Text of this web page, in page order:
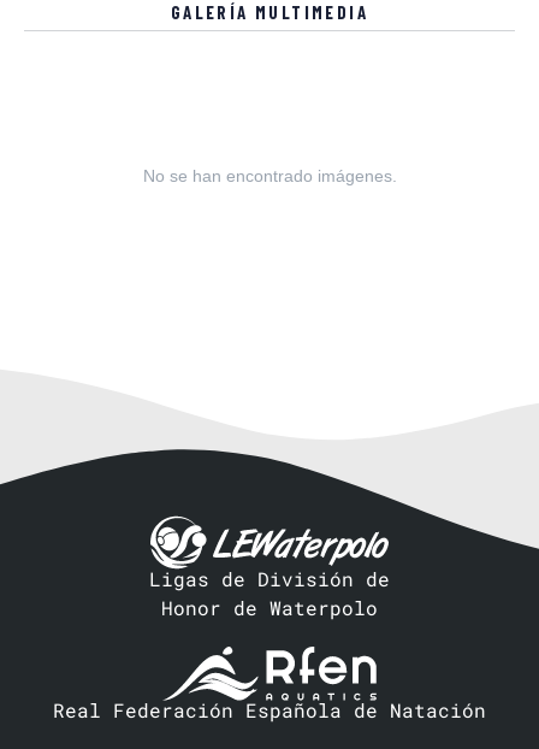
GALERÍA MULTIMEDIA
No se han encontrado imágenes.
Ligas de División de
Honor de Waterpolo
Real Federación Española de Natación